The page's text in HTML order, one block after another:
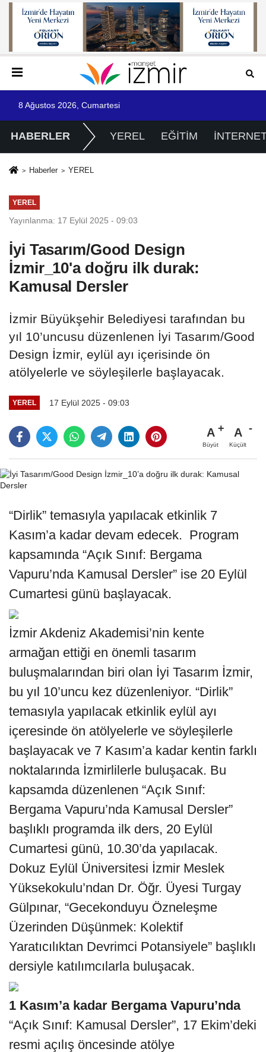
8 Ağustos 2026, Cumartesi
HABERLER YEREL EĞİTİM
Haberler YEREL
YEREL
Yayınlanma: 17 Eylül 2025 - 09:03
İyi Tasarım/Good Design
İzmir_10'a doğru ilk durak:
Kamusal Dersler
İzmir Büyükşehir Belediyesi tarafından bu
yıl 10’uncusu düzenlenen İyi Tasarım/Good
Design İzmir, eylül ayı içerisinde ön
atölyelerle ve söyleşilerle başlayacak.
YEREL 17 Eylül 2025 - 09:03
A
Büyüt
A
Küçült
“Dirlik” temasıyla yapılacak etkinlik 7
Kasım’a kadar devam edecek. Program
kapsamında “Açık Sınıf: Bergama
Vapuru’nda Kamusal Dersler” ise 20 Eylül
Cumartesi günü başlayacak.
İzmir Akdeniz Akademisi’nin kente
armağan ettiği en önemli tasarım
buluşmalarından biri olan İyi Tasarım İzmir,
bu yıl 10’uncu kez düzenleniyor. “Dirlik”
temasıyla yapılacak etkinlik eylül ayı
içeresinde ön atölyelerle ve söyleşilerle
başlayacak ve 7 Kasım’a kadar kentin farklı
noktalarında İzmirlilerle buluşacak. Bu
kapsamda düzenlenen “Açık Sınıf:
Bergama Vapuru’nda Kamusal Dersler”
başlıklı programda ilk ders, 20 Eylül
Cumartesi günü, 10.30’da yapılacak.
Dokuz Eylül Üniversitesi İzmir Meslek
Yüksekokulu’ndan Dr. Öğr. Üyesi Turgay
Gülpınar, “Gecekonduyu Özneleşme
Üzerinden Düşünmek: Kolektif
Yaratıcılıktan Devrimci Potansiyele” başlıklı
dersiyle katılımcılarla buluşacak.
1 Kasım’a kadar Bergama Vapuru’nda
“Açık Sınıf: Kamusal Dersler”, 17 Ekim’deki
resmi açılış öncesinde atölye